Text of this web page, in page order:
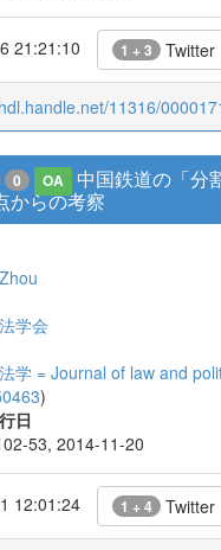
21:21:10 1 + 3 Twitter
11316/
0 OA
中国鉄道の「分
からの考察
学会
学 = Journal of law and
)
日
53, 2014-11-20
12:01:24 1 + 4 Twitter